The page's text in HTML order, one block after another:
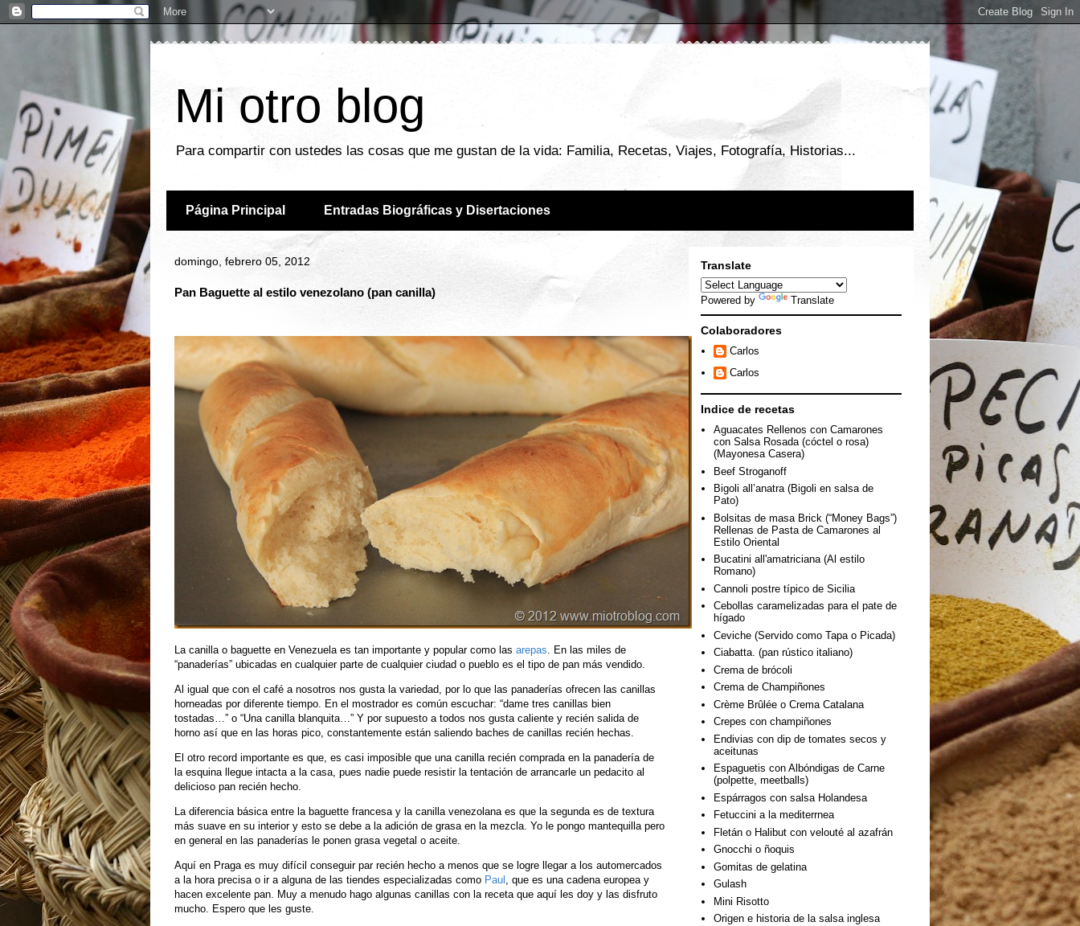
Mi otro blog
Para compartir con ustedes las cosas que me gustan de la vida: Familia, Recetas, Viajes, Fotografía, Historias...
Página Principal Entradas Biográficas y Disertaciones
domingo, febrero 05, 2012
Pan Baguette al estilo venezolano (pan canilla)
La canilla o baguette en Venezuela es tan importante y popular como las arepas. En las miles de
“panaderías” ubicadas en cualquier parte de cualquier ciudad o pueblo es el tipo de pan más vendido.
Al igual que con el café a nosotros nos gusta la variedad, por lo que las panaderías ofrecen las canillas
horneadas por diferente tiempo. En el mostrador es común escuchar: “dame tres canillas bien
tostadas…” o “Una canilla blanquita…” Y por supuesto a todos nos gusta caliente y recién salida de
horno así que en las horas pico, constantemente están saliendo baches de canillas recién hechas.
El otro record importante es que, es casi imposible que una canilla recién comprada en la panadería de
la esquina llegue intacta a la casa, pues nadie puede resistir la tentación de arrancarle un pedacito al
delicioso pan recién hecho.
La diferencia básica entre la baguette francesa y la canilla venezolana es que la segunda es de textura
más suave en su interior y esto se debe a la adición de grasa en la mezcla. Yo le pongo mantequilla pero
en general en las panaderías le ponen grasa vegetal o aceite.
Aquí en Praga es muy difícil conseguir par recién hecho a menos que se logre llegar a los automercados
a la hora precisa o ir a alguna de las tiendes especializadas como Paul , que es una cadena europea y
hacen excelente pan. Muy a menudo hago algunas canillas con la receta que aquí les doy y las disfruto
mucho. Espero que les guste.
Translate
Powered by Translate
Colaboradores
Carlos
Carlos
Indice de recetas
Aguacates Rellenos con Camarones
con Salsa Rosada (cóctel o rosa)
(Mayonesa Casera)
Beef Stroganoff
Bigoli all’anatra (Bigoli en salsa de
Pato)
Bolsitas de masa Brick (“Money Bags”)
Rellenas de Pasta de Camarones al
Estilo Oriental
Bucatini all'amatriciana (Al estilo
Romano)
Cannoli postre típico de Sicilia
Cebollas caramelizadas para el pate de
hígado
Ceviche (Servido como Tapa o Picada)
Ciabatta. (pan rústico italiano)
Crema de brócoli
Crema de Champiñones
Crème Brûlée o Crema Catalana
Crepes con champiñones
Endivias con dip de tomates secos y
aceitunas
Espaguetis con Albóndigas de Carne
(polpette, meetballs)
Espárragos con salsa Holandesa
Fetuccini a la mediterrnea
Fletán o Halibut con velouté al azafrán
Gnocchi o ñoquis
Gomitas de gelatina
Gulash
Mini Risotto
Origen e historia de la salsa inglesa